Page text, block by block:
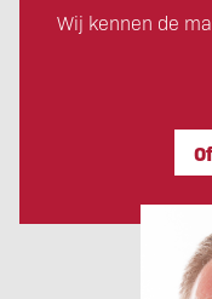
Wij kennen de